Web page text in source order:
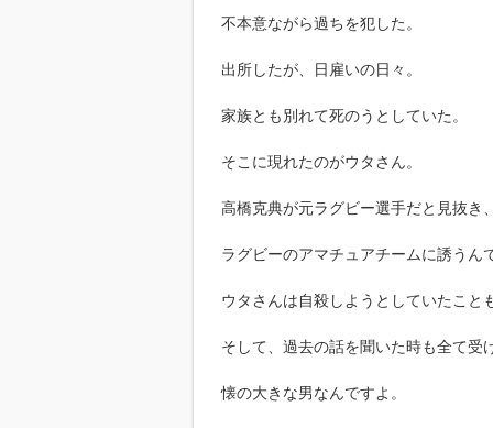
不本意ながら過ちを犯した。
出所したが、日雇いの日々。
家族とも別れて死のうとしていた。
そこに現れたのがウタさん。
高橋克典が元ラグビー選手だと見抜き
ラグビーのアマチュアチームに誘うん
ウタさんは自殺しようとしていたこと
そして、過去の話を聞いた時も全て受
懐の大きな男なんですよ。